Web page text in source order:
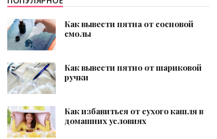
Как вывести пятна от сосновой
смолы
Как вывести пятно от шариковой
ручки
Как избавиться от сухого кашля в
домашних условиях